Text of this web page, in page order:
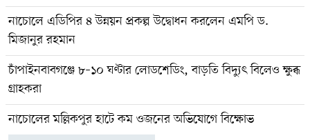
নাচোলে এডিপির ৪ উন্নয়ন প্রকল্প উদ্বোধন করলেন এমপি ড.
মিজানুর রহমান
চাঁপাইনবাবগঞ্জে ৮–১০ ঘণ্টার লোডশেডিং, বাড়তি বিদ্যুৎ বিলেও ক্ষুব্ধ
গ্রাহকরা
নাচোলের মল্লিকপুর হাটে কম ওজনের অভিযোগে বিক্ষোভ